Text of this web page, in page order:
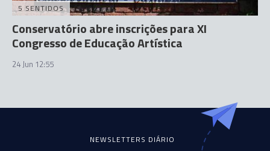
5 SENTIDOS
Conservatório abre inscrições para XI
Congresso de Educação Artística
24 Jun 12:55
NEWSLETTERS DIÁRIO